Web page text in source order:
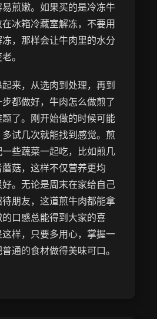
煎嫩。如果买的是冷冻牛
冰箱冷藏室解冻，不要用
，那样会让牛肉里的水分
。
来，从选肉到处理，再到
都做好，牛肉怎么做煎了
了。刚开始做的时候可能
试几次就能找到感觉。煎
些蔬菜一起吃，比如煎几
菇，这样不仅营养更均
。无论是周末在家给自己
朋友，这道煎牛肉都能拿
口感总能得到大家的喜
样，只要多用心，掌握一
通的食材做得美味可口。